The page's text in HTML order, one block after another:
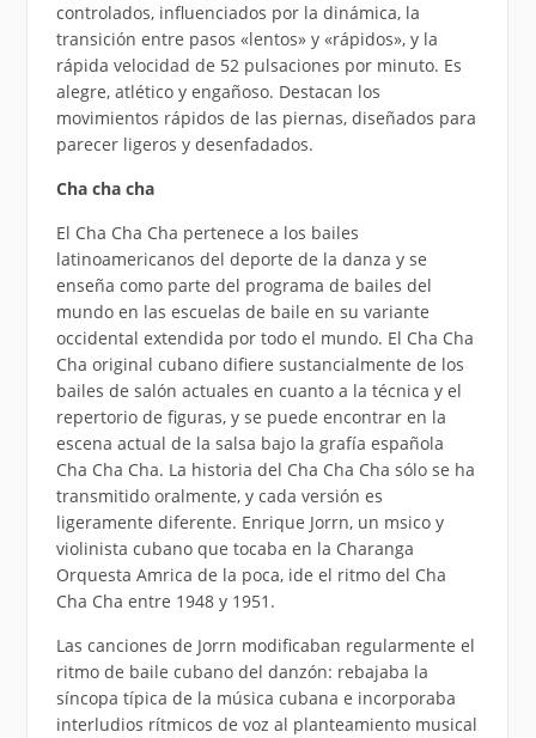
controlados, influenciados por la dinámica, la
transición entre pasos «lentos» y «rápidos», y la
rápida velocidad de 52 pulsaciones por minuto. Es
alegre, atlético y engañoso. Destacan los
movimientos rápidos de las piernas, diseñados para
parecer ligeros y desenfadados.
Cha cha cha
El Cha Cha Cha pertenece a los bailes
latinoamericanos del deporte de la danza y se
enseña como parte del programa de bailes del
mundo en las escuelas de baile en su variante
occidental extendida por todo el mundo. El Cha Cha
Cha original cubano difiere sustancialmente de los
bailes de salón actuales en cuanto a la técnica y el
repertorio de figuras, y se puede encontrar en la
escena actual de la salsa bajo la grafía española
Cha Cha Cha. La historia del Cha Cha Cha sólo se ha
transmitido oralmente, y cada versión es
ligeramente diferente. Enrique Jorrn, un msico y
violinista cubano que tocaba en la Charanga
Orquesta Amrica de la poca, ide el ritmo del Cha
Cha Cha entre 1948 y 1951.
Las canciones de Jorrn modificaban regularmente el
ritmo de baile cubano del danzón: rebajaba la
síncopa típica de la música cubana e incorporaba
interludios rítmicos de voz al planteamiento musical